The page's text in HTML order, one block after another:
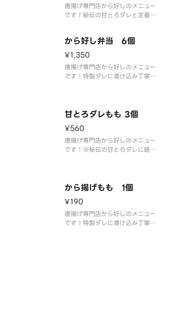
唐揚げ専門店から好しのメニュー
です！秘伝の甘とろダレと定番の
から好し弁当 6個
¥1,350
唐揚げ専門店から好しのメニュー
です！特製ダレに漬け込み丁寧に
甘とろダレもも 3個
¥560
唐揚げ専門店から好しのメニュー
です！※秘伝の甘とろダレに絡め
から揚げもも 1個
¥190
唐揚げ専門店から好しのメニュー
です！特製ダレに漬け込み丁寧に